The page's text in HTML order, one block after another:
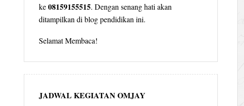
ke08159155515. Dengan senang hati akan
ditampilkan di blog pendidikan ini.
Selamat Membaca!
JADWAL KEGIATAN OMJAY